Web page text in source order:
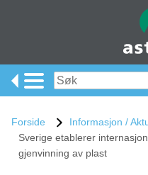
Forside Informasjon /
Sverige etablerer
gjenvinning av plast